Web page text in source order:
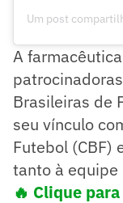
A
Brasileiras de
seu vínculo
Futebol (CBF)
tanto à equipe
🔥 Clique